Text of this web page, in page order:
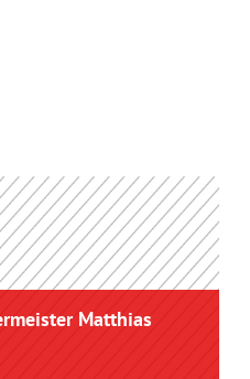
Matthias